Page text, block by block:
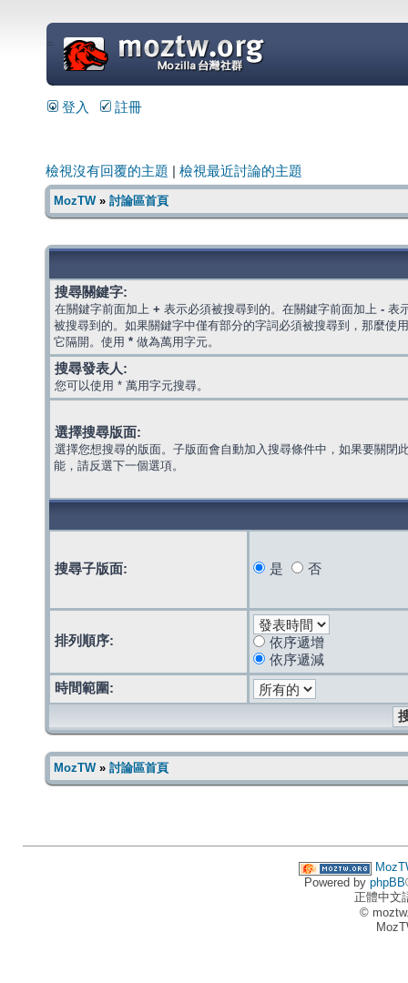
=
登入 註冊
檢視沒有回覆的主題 檢視最近討論的主題
MozTW» 討論區首頁
搜尋關鍵字:
在關鍵字前面加上 + 表示必須被搜尋到的。在關鍵字前面加上 - 表
被搜尋到的。如果關鍵字中僅有部分的字詞必須被搜尋到，那麼使
它隔開。使用 * 做為萬用字元。
搜尋發表人:
您可以使用 * 萬用字元搜尋。
選擇搜尋版面:
選擇您想搜尋的版面。子版面會自動加入搜尋條件中，如果要關閉
能，請反選下一個選項。
搜尋子版面: 是 否
排列順序:
依序遞增
依序遞減
時間範圍:
MozTW» 討論區首頁
Powered by phpBB
正體中文
©